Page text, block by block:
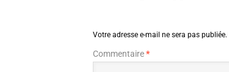
Votre adresse e-mail ne sera pas publiée.
Commentaire*